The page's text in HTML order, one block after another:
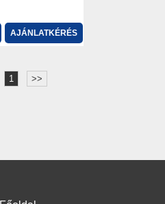
AJÁNLATKÉRÉS
1 >>